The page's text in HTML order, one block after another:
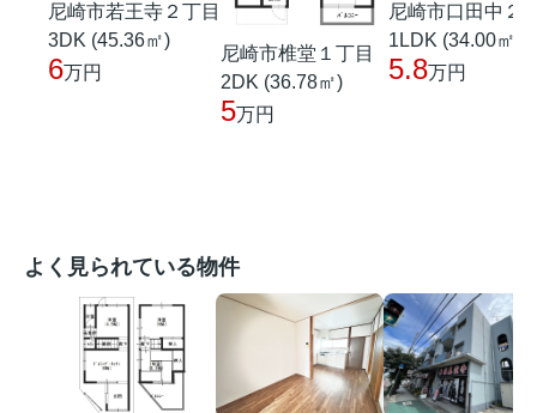
尼崎市若王寺２丁目
3DK (45.36㎡)
6万円
尼崎市椎堂１丁目
2DK (36.78㎡)
5万円
尼崎市口田中２
1LDK (34.00㎡)
5.8万円
よく見られている物件